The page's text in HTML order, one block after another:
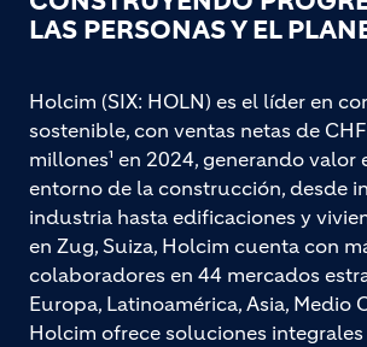
LAS PERSONAS Y EL
Holcim (SIX: HOLN) es el líder en
sostenible, con ventas netas de
millones¹ en 2024, generando valor
entorno de la construcción, desde
industria hasta edificaciones y
en Zug, Suiza, Holcim cuenta con
colaboradores en 44 mercados
Europa, Latinoamérica, Asia, Medio
Holcim ofrece soluciones